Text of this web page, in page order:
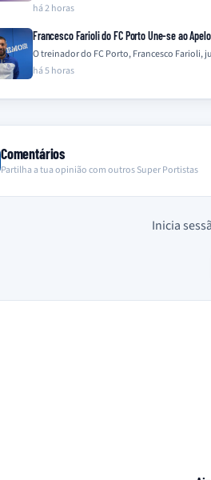
há 2 horas
Francesco Farioli do FC Porto Une-se ao
O treinador do FC Porto, Francesco
há 5 horas
Comentários
Partilha a tua opinião com outros Super Portistas
Inicia